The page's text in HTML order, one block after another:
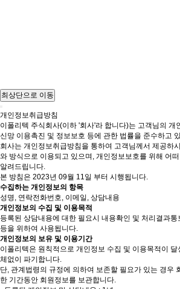
전남 여수시 화양면 화양로 1122-23
팩스 : 061.692.1150
이메일 : main@epolytech.co.kr
사업자등록번호 : 198-81-01358
최상단으로 이동
개인정보취급방침
이폴리텍 주식회사(이하 '회사'라 합니다)는 고객님의 개
신망 이용촉진 및 정보보호 등에 관한 법률을 준수하고
회사는 개인정보취급방침을 통하여 고객님께서 제공하
와 방식으로 이용되고 있으며, 개인정보보호를 위해 어
알려드립니다.
본 방침은 2023년 09월 11일 부터 시행됩니다.
수집하는 개인정보의 항목
성명, 연락전화번호, 이메일, 상담내용
개인정보의 수집 및 이용목적
등록된 상담내용에 대한 필요시 내용확인 및 처리결과
등을 위하여 사용됩니다.
개인정보의 보유 및 이용기간
이폴리텍은 원칙적으로 개인정보 수집 및 이용목적이 달
체없이 파기합니다.
단, 관계법령의 규정에 의하여 보존할 필요가 있는 경우
한 기간동안 회원정보를 보관합니다.